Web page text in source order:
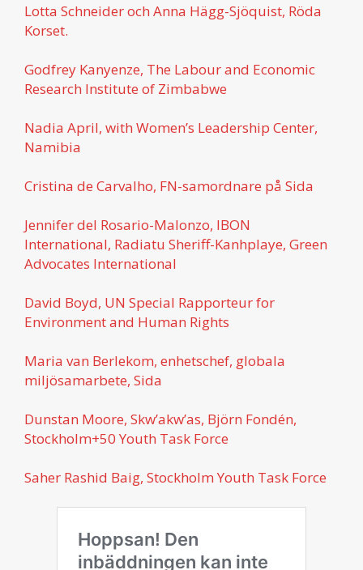
Lotta Schneider och Anna Hägg-Sjöquist, Röda
Korset.
Godfrey Kanyenze, The Labour and Economic
Research Institute of Zimbabwe
Nadia April, with Women’s Leadership Center,
Namibia
Cristina de Carvalho, FN-samordnare på Sida
Jennifer del Rosario-Malonzo, IBON
International, Radiatu Sheriff-Kanhplaye, Green
Advocates International
David Boyd, UN Special Rapporteur for
Environment and Human Rights
Maria van Berlekom, enhetschef, globala
miljösamarbete, Sida
Dunstan Moore, Skw’akw’as, Björn Fondén,
Stockholm+50 Youth Task Force
Saher Rashid Baig, Stockholm Youth Task Force